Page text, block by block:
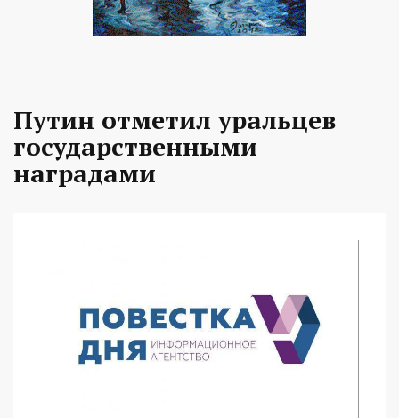
Путин отметил уральцев
государственными
наградами